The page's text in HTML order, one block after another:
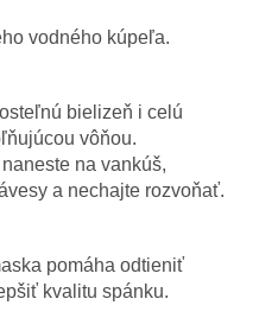
vodného kúpeľa.
bielizeň i celú
vôňou.
na vankúš,
a nechajte rozvoňať.
pomáha odtieniť
kvalitu spánku.